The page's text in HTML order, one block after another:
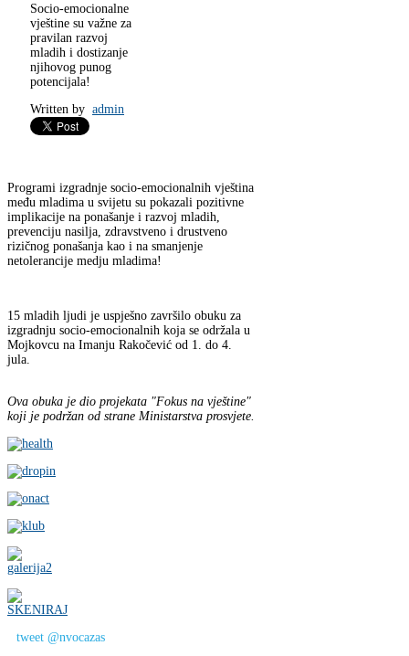
Socio-emocionalne
vještine su važne za
pravilan razvoj
mladih i dostizanje
njihovog punog
potencijala!
Written by admin
Programi izgradnje socio-emocionalnih vještina
među mladima u svijetu su pokazali pozitivne
implikacije na ponašanje i razvoj mladih,
prevenciju nasilja, zdravstveno i drustveno
rizičnog ponašanja kao i na smanjenje
netolerancije medju mladima!
15 mladih ljudi je uspješno završilo obuku za
izgradnju socio-emocionalnih koja se održala u
Mojkovcu na Imanju Rakočević od 1. do 4.
jula.
Ova obuka je dio projekata "Fokus na vještine"
koji je podržan od strane Ministarstva prosvjete.
tweet @nvocazas